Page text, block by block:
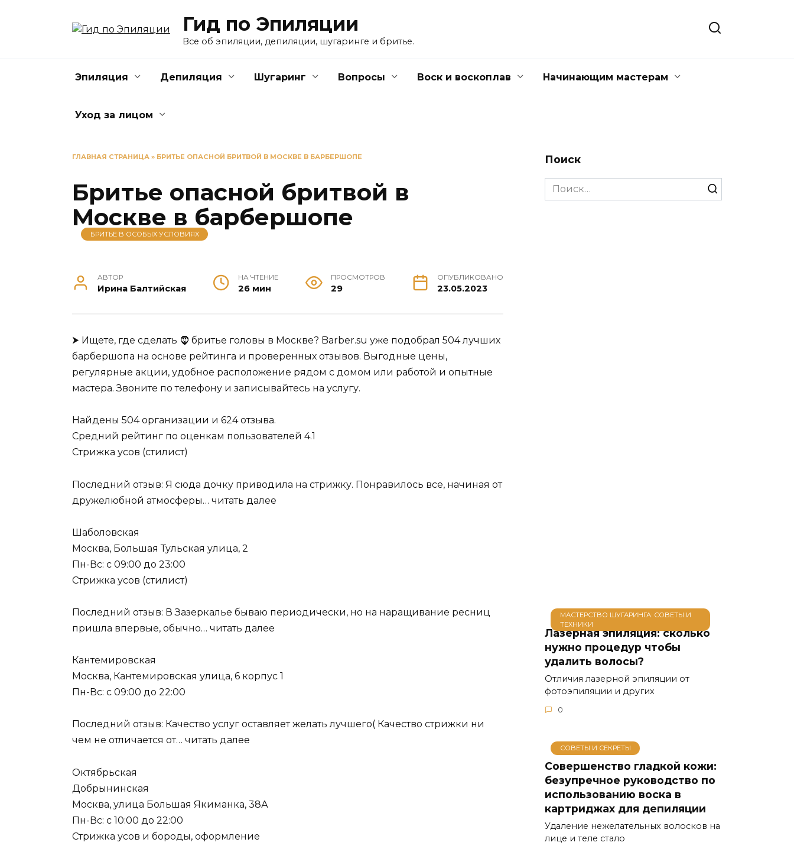
Гид по Эпиляции
Все об эпиляции, депиляции, шугаринге и бритье.
Эпиляция Депиляция Шугаринг Вопросы Воск и воскоплав Начинающим мастерам
Уход за лицом
ГЛАВНАЯ СТРАНИЦА » БРИТЬЕ ОПАСНОЙ БРИТВОЙ В МОСКВЕ В БАРБЕРШОПЕ
Бритье опасной бритвой в
Москве в барбершопе
БРИТЬЕ В ОСОБЫХ УСЛОВИЯХ
АВТОР
Ирина Балтийская
НА ЧТЕНИЕ
26 мин
ПРОСМОТРОВ
29
ОПУБЛИКОВАНО
23.05.2023
⮞ Ищете, где сделать 🧔 бритье головы в Москве? Barber.su уже подобрал 504 лучших
барбершопа на основе рейтинга и проверенных отзывов. Выгодные цены,
регулярные акции, удобное расположение рядом с домом или работой и опытные
мастера. Звоните по телефону и записывайтесь на услугу.
Найдены 504 организации и 624 отзыва.
Средний рейтинг по оценкам пользователей 4.1
Стрижка усов (стилист)
Последний отзыв: Я сюда дочку приводила на стрижку. Понравилось все, начиная от
дружелюбной атмосферы… читать далее
Шаболовская
Москва, Большая Тульская улица, 2
Пн-Вс: с 09:00 до 23:00
Стрижка усов (стилист)
Последний отзыв: В Зазеркалье бываю периодически, но на наращивание ресниц
пришла впервые, обычно… читать далее
Кантемировская
Москва, Кантемировская улица, 6 корпус 1
Пн-Вс: с 09:00 до 22:00
Последний отзыв: Качество услуг оставляет желать лучшего( Качество стрижки ни
чем не отличается от… читать далее
Октябрьская
Добрынинская
Москва, улица Большая Якиманка, 38А
Пн-Вс: с 10:00 до 22:00
Стрижка усов и бороды, оформление
Поиск
Search
for:
МАСТЕРСТВО ШУГАРИНГА: СОВЕТЫ И
ТЕХНИКИ
Лазерная эпиляция: сколько
нужно процедур чтобы
удалить волосы?
Отличия лазерной эпиляции от
фотоэпиляции и других
0
СОВЕТЫ И СЕКРЕТЫ
Совершенство гладкой кожи:
безупречное руководство по
использованию воска в
картриджах для депиляции
Удаление нежелательных волосков на
лице и теле стало